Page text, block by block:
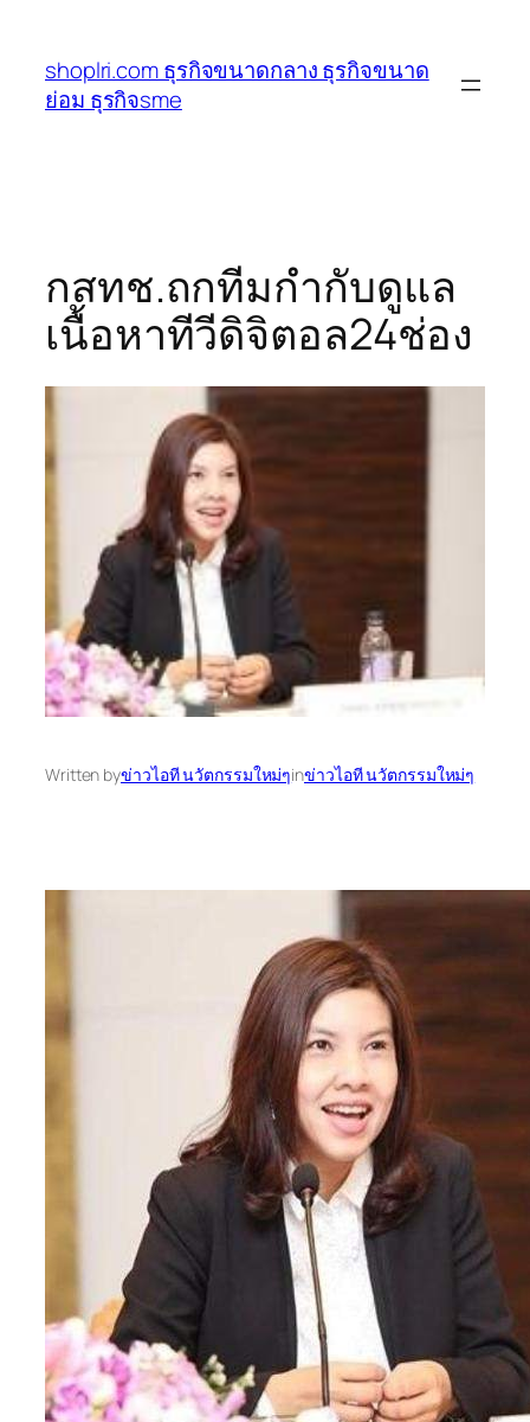
เนื้อหา
shoplri.com ธุรกิจขนาดกลาง ธุรกิจขนาด
ย่อม ธุรกิจsme
กสทช.ถกทีมกำกับดูแล
เนื้อหาทีวีดิจิตอล24ช่อง
Written byข่าวไอที นวัตกรรมใหม่ๆinข่าวไอที นวัตกรรมใหม่ๆ